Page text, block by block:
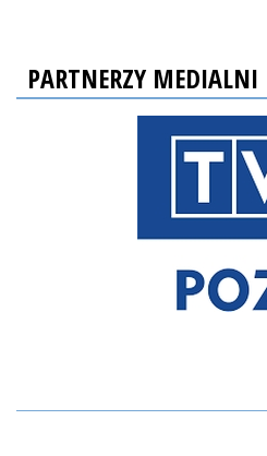
PARTNERZY MEDIALNI